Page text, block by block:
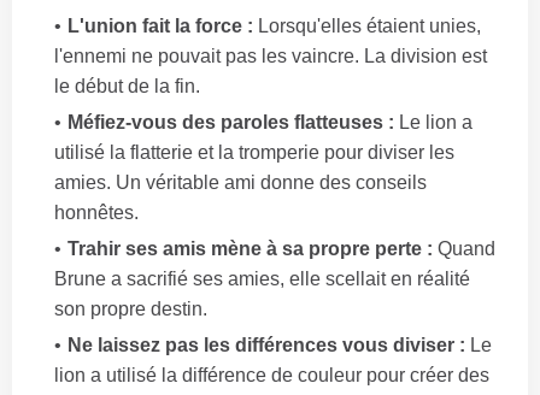
L'union fait la force : Lorsqu'elles étaient unies,
l'ennemi ne pouvait pas les vaincre. La division est
le début de la fin.
Méfiez-vous des paroles flatteuses : Le lion a
utilisé la flatterie et la tromperie pour diviser les
amies. Un véritable ami donne des conseils
honnêtes.
Trahir ses amis mène à sa propre perte : Quand
Brune a sacrifié ses amies, elle scellait en réalité
son propre destin.
Ne laissez pas les différences vous diviser : Le
lion a utilisé la différence de couleur pour créer des